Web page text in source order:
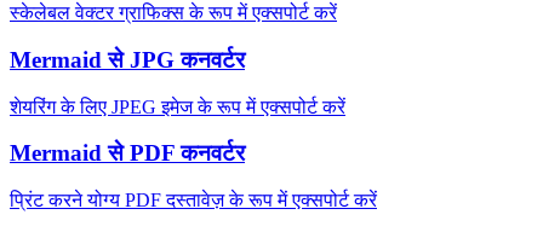
स्केलेबल वेक्टर ग्राफिक्स के रूप में एक्सपोर्ट करें
Mermaid से JPG कनवर्टर
शेयरिंग के लिए JPEG इमेज के रूप में एक्सपोर्ट करें
Mermaid से PDF कनवर्टर
प्रिंट करने योग्य PDF दस्तावेज़ के रूप में एक्सपोर्ट करें